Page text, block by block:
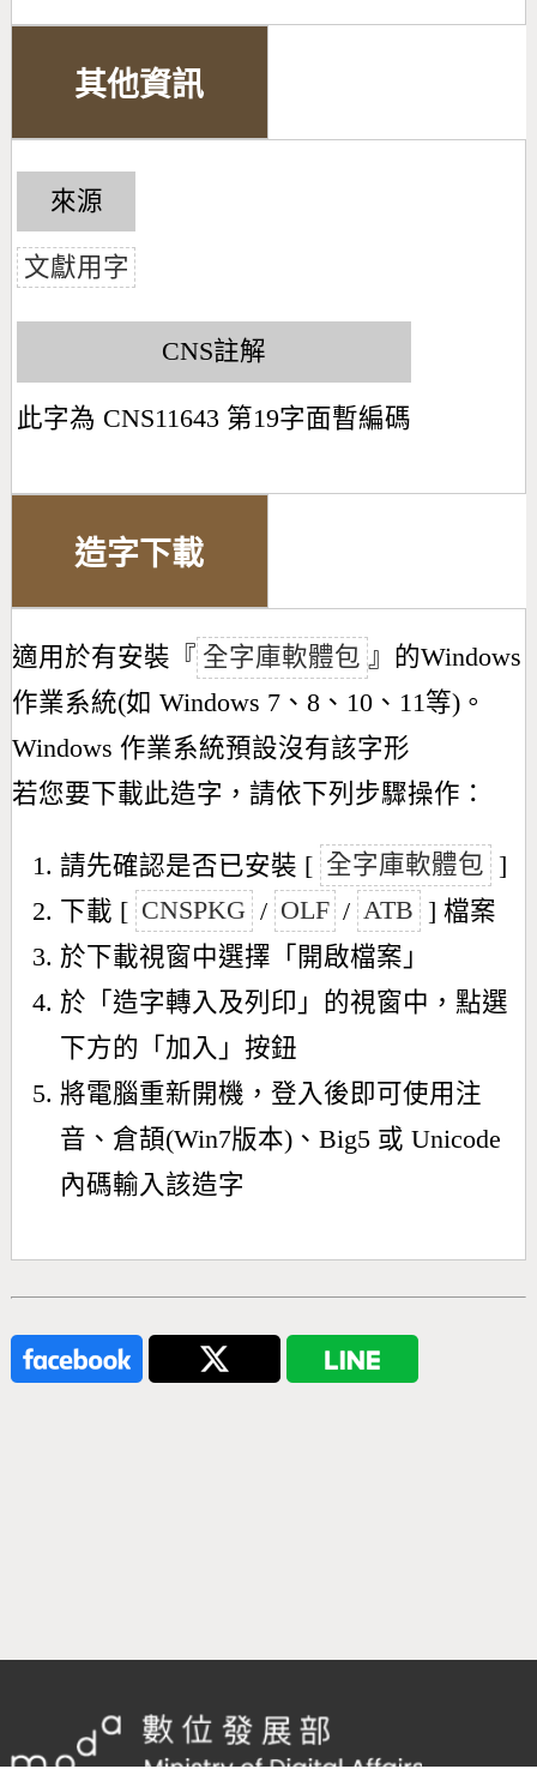
其他資訊
來源
文獻用字
CNS註解
此字為 CNS11643 第19字面暫編碼
造字下載
適用於有安裝『 全字庫軟體包 』的Windows
作業系統(如 Windows 7、8、10、11等)。
Windows 作業系統預設沒有該字形
若您要下載此造字，請依下列步驟操作：
請先確認是否已安裝 [ 全字庫軟體包 ]
下載 [ CNSPKG / OLF / ATB ] 檔案
於下載視窗中選擇「開啟檔案」
於「造字轉入及列印」的視窗中，點選
下方的「加入」按鈕
將電腦重新開機，登入後即可使用注
音、倉頡(Win7版本)、Big5 或 Unicode
內碼輸入該造字